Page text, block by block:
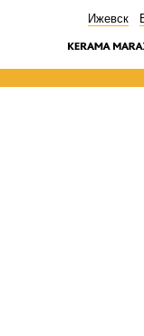
Ижевск